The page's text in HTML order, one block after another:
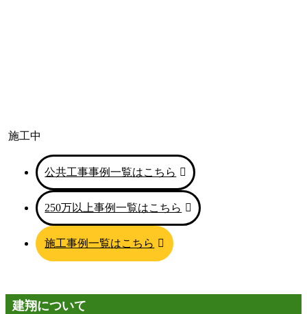
施工中
公共工事事例一覧はこちら
250万以上事例一覧はこちら
施工事例一覧はこちら
建翔について